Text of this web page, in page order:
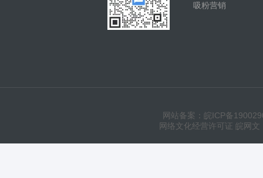
吸粉营销
网站备案：皖ICP备
网络文化经营许可证 皖网